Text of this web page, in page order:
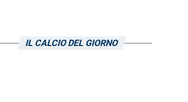
IL CALCIO DEL GIORNO